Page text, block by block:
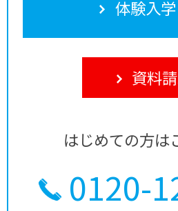
体験入
資料
はじめての方は
0120-